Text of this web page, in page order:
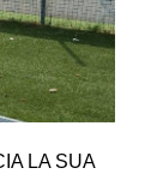
LA SUA